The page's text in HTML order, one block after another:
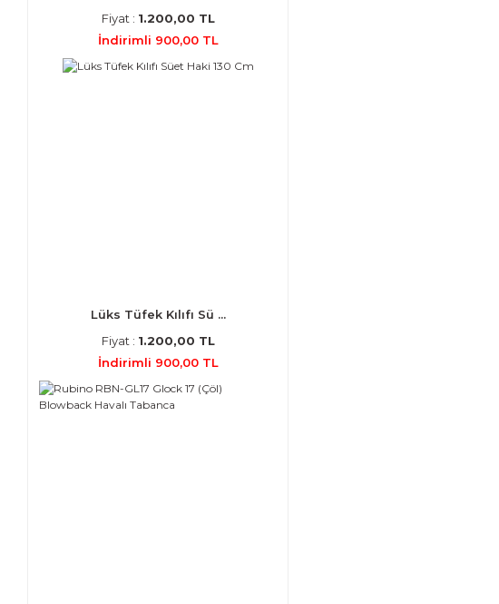
Fiyat : 1.200,00 TL
İndirimli 900,00 TL
Lüks Tüfek Kılıfı Sü ...
Fiyat : 1.200,00 TL
İndirimli 900,00 TL